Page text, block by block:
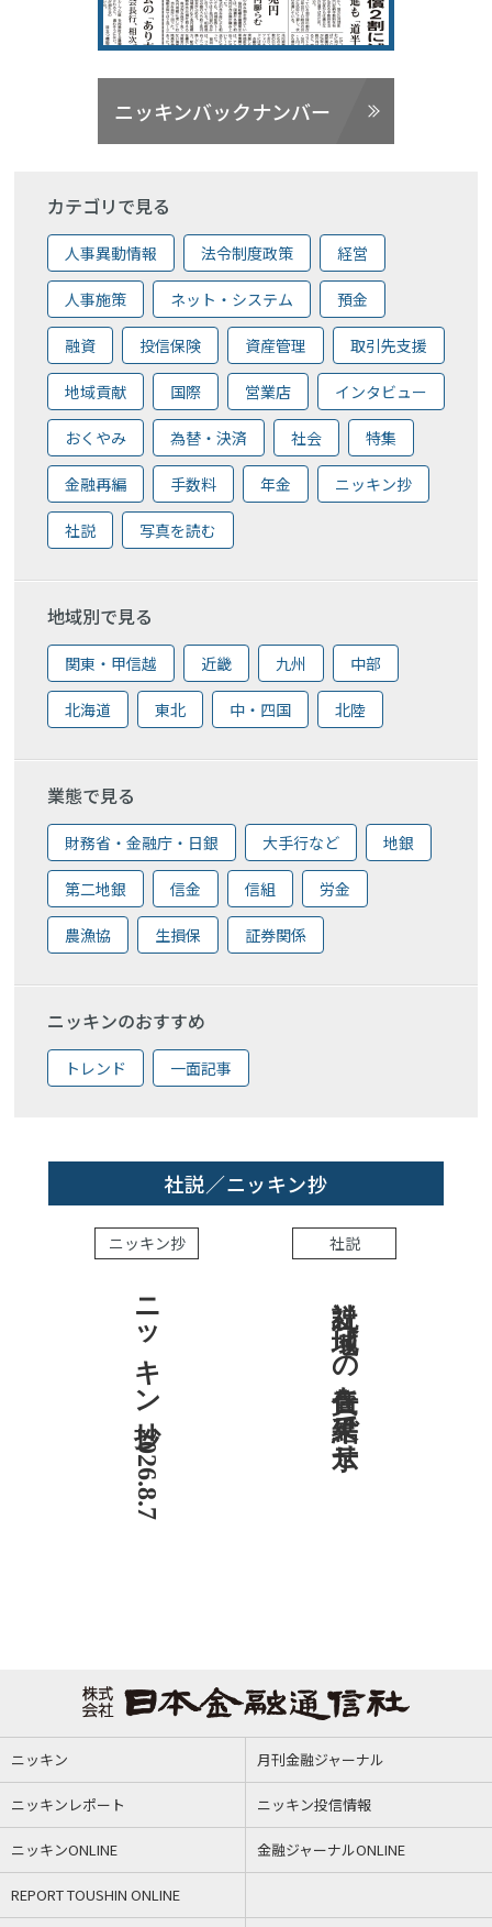
ニッキンバックナンバー
カテゴリで見る
人事異動情報 法令制度政策 経営
人事施策 ネット・システム 預金
融資 投信保険 資産管理 取引先支援
地域貢献 国際 営業店 インタビュー
おくやみ 為替・決済 社会 特集
金融再編 手数料 年金 ニッキン抄
社説 写真を読む
地域別で見る
関東・甲信越 近畿 九州 中部
北海道 東北 中・四国 北陸
業態で見る
財務省・金融庁・日銀 大手行など 地銀
第二地銀 信金 信組 労金
農漁協 生損保 証券関係
ニッキンのおすすめ
トレンド 一面記事
社説／ニッキン抄
ニッキン抄
ニッキン抄 2026.8.7
社説
社説 地域への責任を結果で示せ
ニッキン 月刊金融ジャーナル
ニッキンレポート ニッキン投信情報
ニッキンONLINE 金融ジャーナルONLINE
REPORT TOUSHIN ONLINE